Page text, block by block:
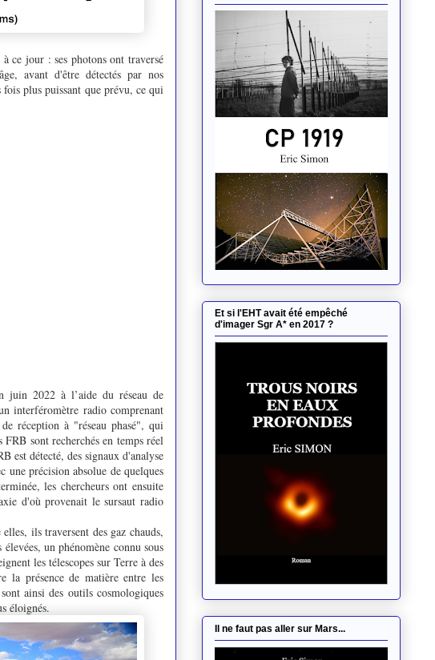
ce jour : ses photons ont traversé
avant d'être détectés par nos
plus puissant que prévu, ce qui
juin 2022 à l’aide du réseau de
interféromètre radio comprenant
réception à "réseau phasé", qui
sont recherchés en temps réel
est détecté, des signaux d'analyse
une précision absolue de quelques
les chercheurs ont ensuite
d'où provenait le sursaut radio
ils traversent des gaz chauds,
un phénomène connu sous
les télescopes sur Terre à des
la présence de matière entre les
ainsi des outils cosmologiques
éloignés.
Et si l'EHT avait été empêché
d'imager Sgr A* en 2017 ?
Il ne faut pas aller sur Mars...